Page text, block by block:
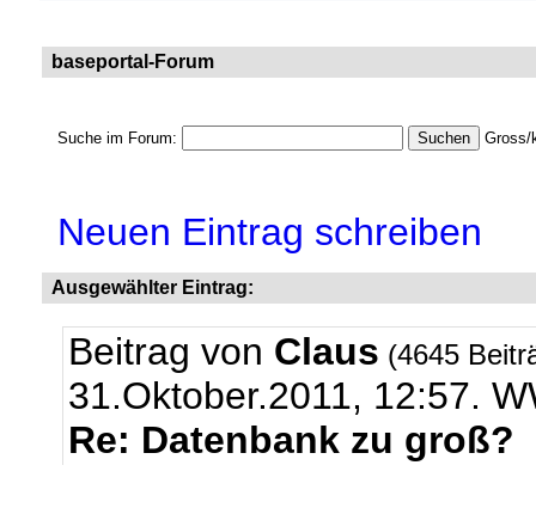
baseportal-Forum
Suche im Forum: Gross/
Neuen Eintrag schreiben
Ausgewählter Eintrag:
Beitrag von Claus (4645
31.Oktober.2011, 12:57.
Re: Datenbank zu groß?